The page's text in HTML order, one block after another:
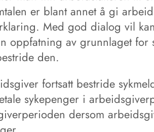
er blant annet å gi
Med god dialog vil
oppfatning av grunnlaget for
den.
fortsatt bestride
sykepenger i
dersom